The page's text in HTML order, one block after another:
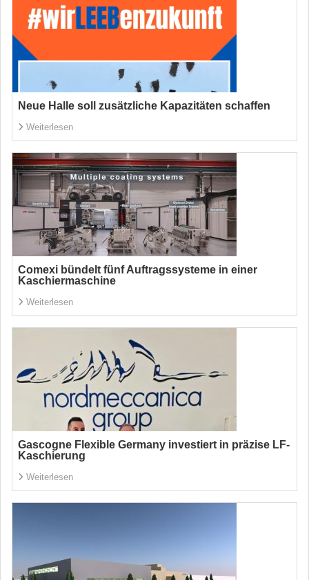
Neue Halle soll zusätzliche Kapazitäten schaffen
Weiterlesen
Comexi bündelt fünf Auftragssysteme in einer
Kaschiermaschine
Weiterlesen
Gascogne Flexible Germany investiert in präzise LF-
Kaschierung
Weiterlesen